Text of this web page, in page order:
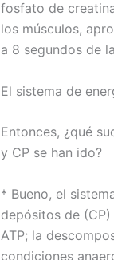
fosfato de
los músculos,
a 8 segundos de
El sistema de
Entonces, ¿qué
y CP se han ido?
* Bueno, el
depósitos de
ATP; la
condiciones